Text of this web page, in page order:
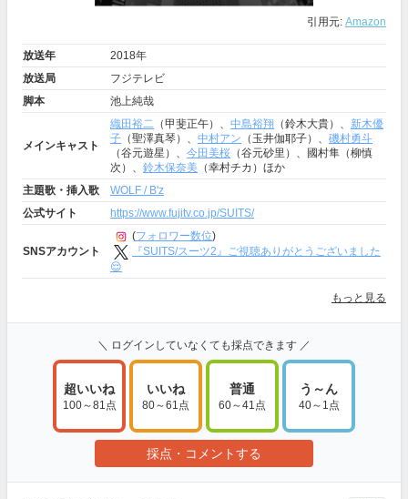
引用元: Amazon
放送年
2018年
放送局
フジテレビ
脚本
池上純哉
メインキャスト
織田裕二 （甲斐正午）、 中島裕翔 （鈴木大貴）、 新木優
子 （聖澤真琴）、 中村アン （玉井伽耶子）、 磯村勇斗
（谷元遊星）、 今田美桜 （谷元砂里）、國村隼（柳慎
次）、 鈴木保奈美 （幸村チカ）ほか
主題歌・挿入歌
WOLF / B'z
公式サイト
https://www.fujitv.co.jp/SUITS/
SNSアカウント
(フォロワー数位)
『SUITS/スーツ2』ご視聴ありがとうございました
😌
もっと見る
＼ ログインしていなくても採点できます ／
超いいね
100～81点
いいね
80～61点
普通
60～41点
う～ん
40～1点
採点・コメントする